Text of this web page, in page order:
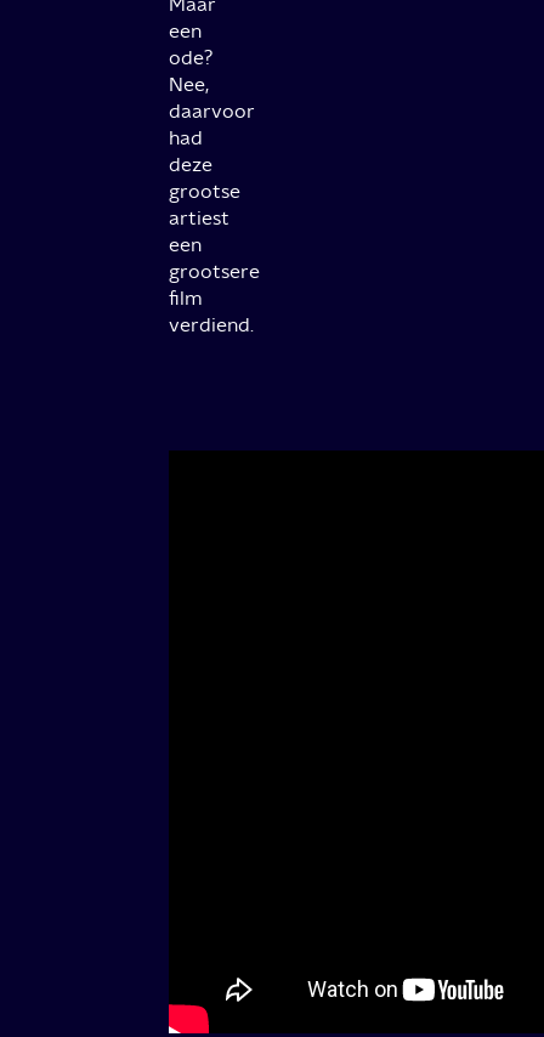
een
ode?
Nee,
daarvoor
had
deze
grootse
artiest
een
grootsere
film
verdiend.